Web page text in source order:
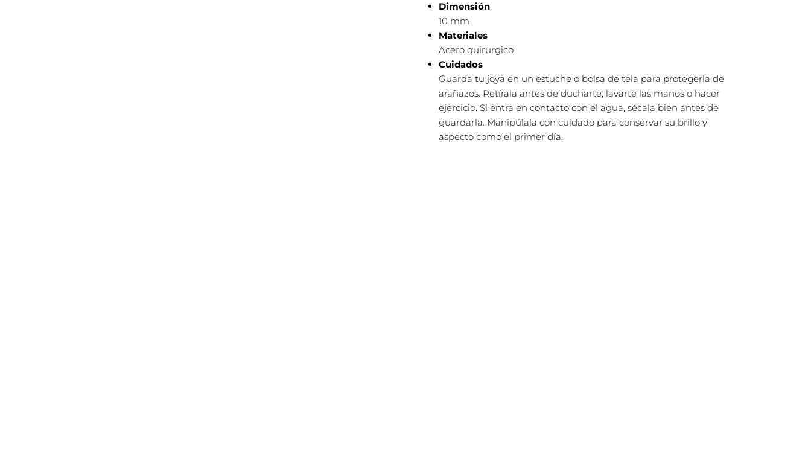
Dimensión
10 mm
Materiales
Acero quirurgico
Cuidados
Guarda tu joya en un estuche o bolsa de tela para protegerla de
arañazos. Retírala antes de ducharte, lavarte las manos o hacer
ejercicio. Si entra en contacto con el agua, sécala bien antes de
guardarla. Manipúlala con cuidado para conservar su brillo y
aspecto como el primer día.